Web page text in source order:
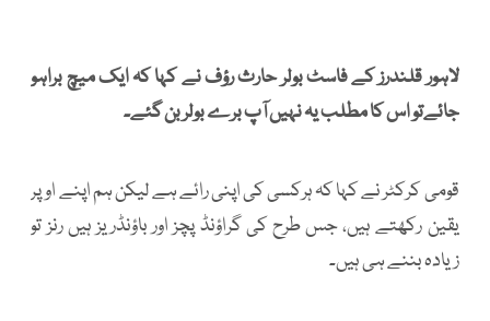
لاہور قلندرز کے فاسٹ بولر حارث رؤف نے کہا کہ ایک میچ براہو
جائےتو اس کا مطلب یہ نہیں آپ برے بولر بن گئے۔
قومی کرکٹر نے کہا کہ ہرکسی کی اپنی رائے ہے لیکن ہم اپنے اوپر
یقین رکھتے ہیں، جس طرح کی گراؤنڈ پچز اور باؤنڈریز ہیں رنز تو
زیادہ بننے ہی ہیں۔